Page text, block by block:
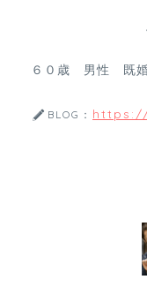
６０歳 男性 既婚
BLOG： https://